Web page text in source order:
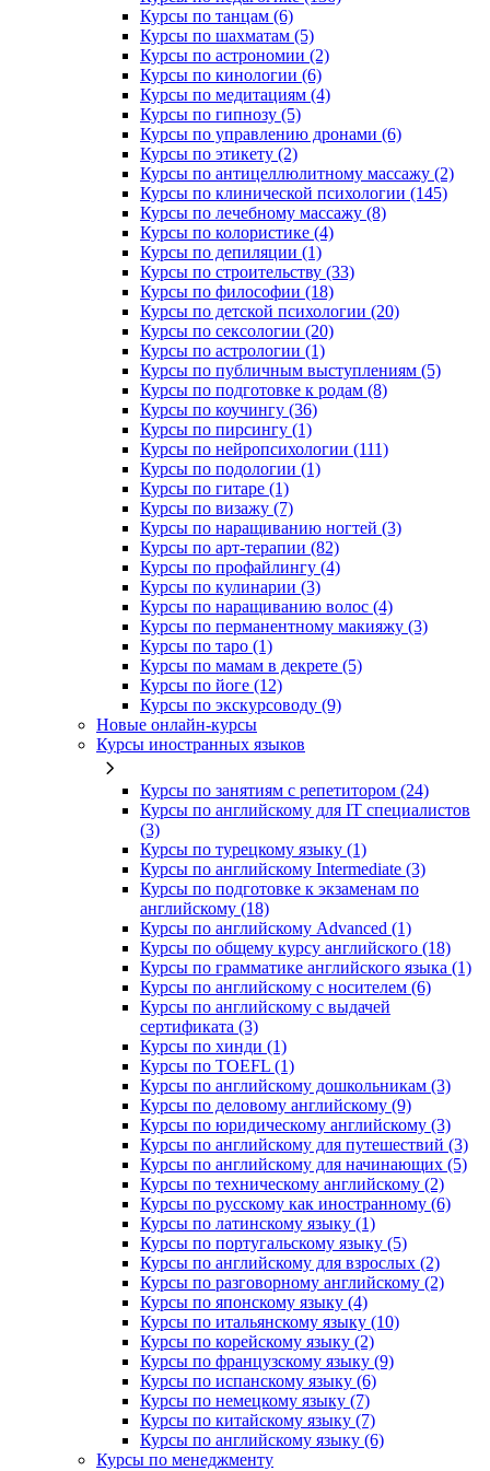
Курсы по танцам (6)
Курсы по шахматам (5)
Курсы по астрономии (2)
Курсы по кинологии (6)
Курсы по медитациям (4)
Курсы по гипнозу (5)
Курсы по управлению дронами (6)
Курсы по этикету (2)
Курсы по антицеллюлитному массажу (2)
Курсы по клинической психологии (145)
Курсы по лечебному массажу (8)
Курсы по колористике (4)
Курсы по депиляции (1)
Курсы по строительству (33)
Курсы по философии (18)
Курсы по детской психологии (20)
Курсы по сексологии (20)
Курсы по астрологии (1)
Курсы по публичным выступлениям (5)
Курсы по подготовке к родам (8)
Курсы по коучингу (36)
Курсы по пирсингу (1)
Курсы по нейропсихологии (111)
Курсы по подологии (1)
Курсы по гитаре (1)
Курсы по визажу (7)
Курсы по наращиванию ногтей (3)
Курсы по арт-терапии (82)
Курсы по профайлингу (4)
Курсы по кулинарии (3)
Курсы по наращиванию волос (4)
Курсы по перманентному макияжу (3)
Курсы по таро (1)
Курсы по мамам в декрете (5)
Курсы по йоге (12)
Курсы по экскурсоводу (9)
Новые онлайн‑курсы
Курсы иностранных языков
Курсы по занятиям с репетитором (24)
Курсы по английскому для IT специалистов
(3)
Курсы по турецкому языку (1)
Курсы по английскому Intermediate (3)
Курсы по подготовке к экзаменам по
английскому (18)
Курсы по английскому Advanced (1)
Курсы по общему курсу английского (18)
Курсы по грамматике английского языка (1)
Курсы по английскому с носителем (6)
Курсы по английскому с выдачей
сертификата (3)
Курсы по хинди (1)
Курсы по TOEFL (1)
Курсы по английскому дошкольникам (3)
Курсы по деловому английскому (9)
Курсы по юридическому английскому (3)
Курсы по английскому для путешествий (3)
Курсы по английскому для начинающих (5)
Курсы по техническому английскому (2)
Курсы по русскому как иностранному (6)
Курсы по латинскому языку (1)
Курсы по португальскому языку (5)
Курсы по английскому для взрослых (2)
Курсы по разговорному английскому (2)
Курсы по японскому языку (4)
Курсы по итальянскому языку (10)
Курсы по корейскому языку (2)
Курсы по французскому языку (9)
Курсы по испанскому языку (6)
Курсы по немецкому языку (7)
Курсы по китайскому языку (7)
Курсы по английскому языку (6)
Курсы по менеджменту